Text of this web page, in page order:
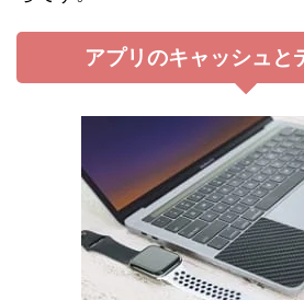
アプリのキャッシュと